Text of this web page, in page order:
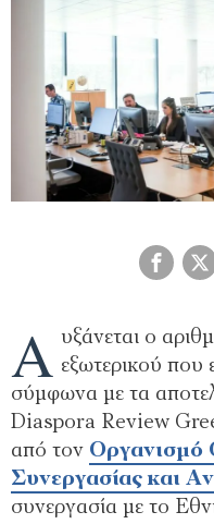
Α υξάνεται ο
εξωτερικού που
σύμφωνα με τα
Diaspora Review
από τον Οργανισμό
Συνεργασίας και
συνεργασία με το